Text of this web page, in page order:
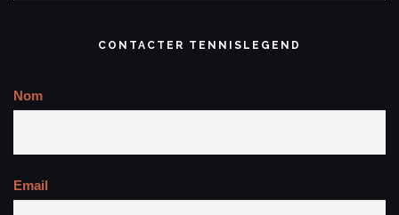
CONTACTER TENNISLEGEND
Nom
Email